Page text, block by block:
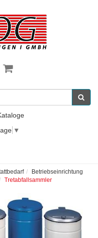
▼
Betriebseinrichtung
Tretabfallsammler